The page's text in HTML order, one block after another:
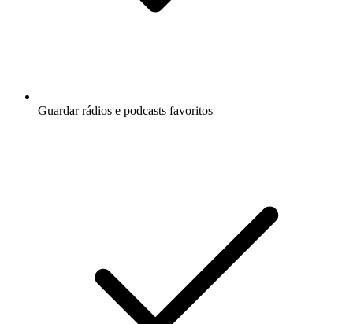
Guardar rádios e podcasts favoritos